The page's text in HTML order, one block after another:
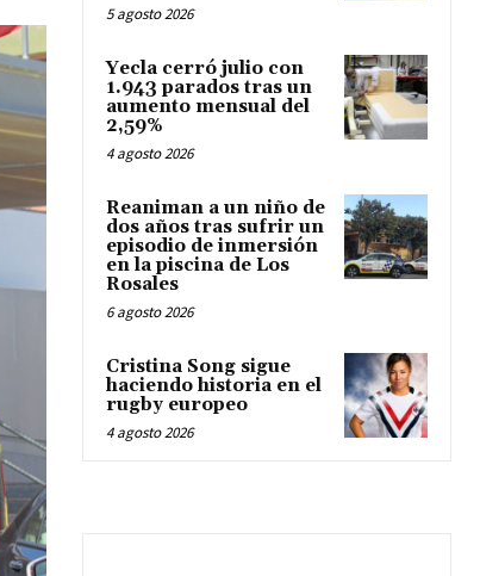
5 agosto 2026
Yecla cerró julio con
1.943 parados tras un
aumento mensual del
2,59%
4 agosto 2026
Reaniman a un niño de
dos años tras sufrir un
episodio de inmersión
en la piscina de Los
Rosales
6 agosto 2026
Cristina Song sigue
haciendo historia en el
rugby europeo
4 agosto 2026